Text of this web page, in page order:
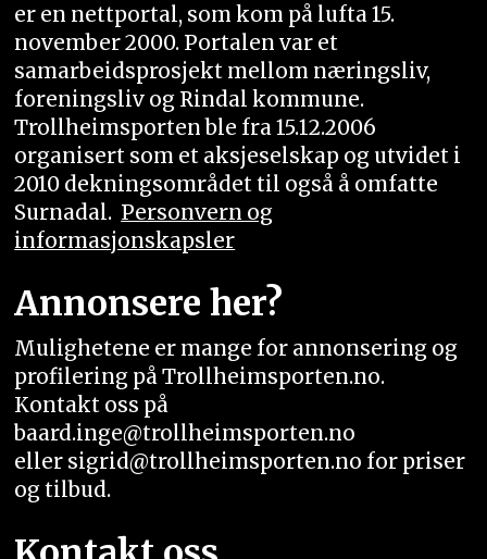
er en nettportal, som kom på lufta 15.
november 2000. Portalen var et
samarbeidsprosjekt mellom næringsliv,
foreningsliv og Rindal kommune.
Trollheimsporten ble fra 15.12.2006
organisert som et aksjeselskap og utvidet i
2010 dekningsområdet til også å omfatte
Surnadal. Personvern og
informasjonskapsler
Annonsere her?
Mulighetene er mange for annonsering og
profilering på Trollheimsporten.no.
Kontakt oss på
baard.inge@trollheimsporten.no
eller sigrid@trollheimsporten.no for priser
og tilbud.